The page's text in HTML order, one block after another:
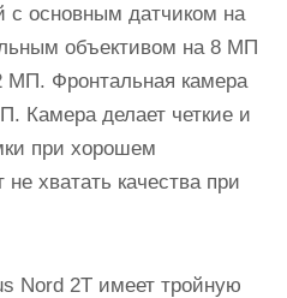
с основным датчиком на
объективом на 8 МП
МП. Фронтальная камера
Камера делает четкие и
при хорошем
хватать качества при
Nord 2T имеет тройную